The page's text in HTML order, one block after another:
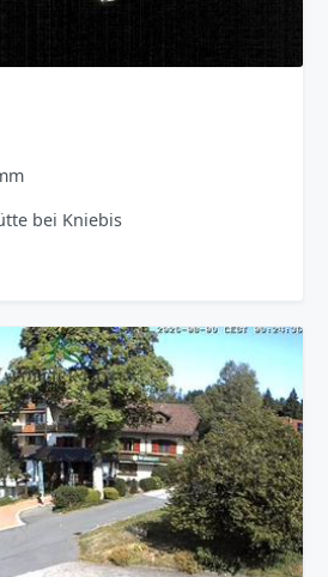
bei Kniebis